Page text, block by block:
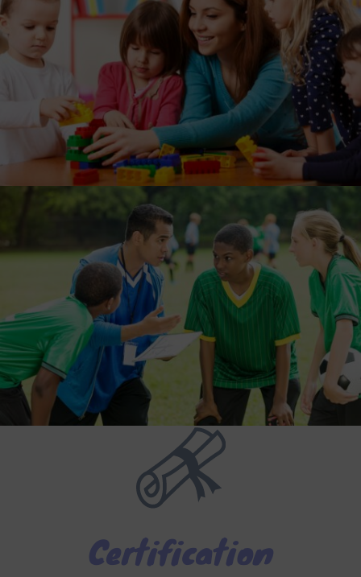
Certification